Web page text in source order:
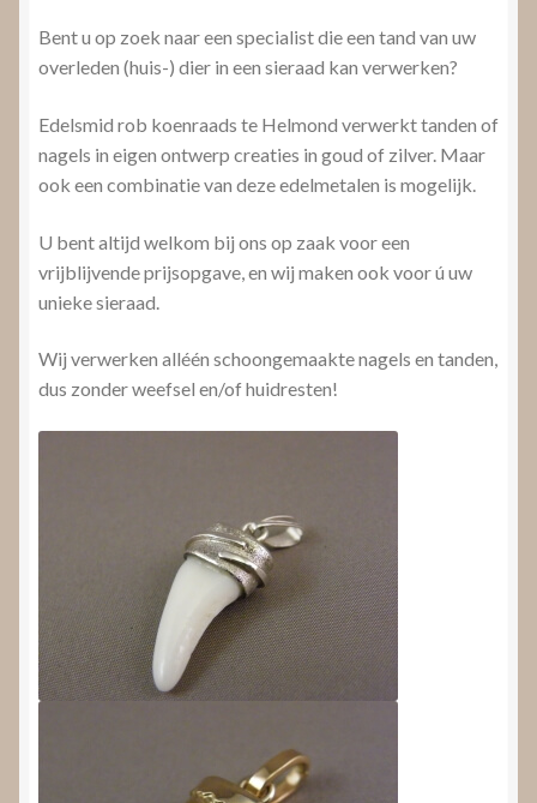
Bent u op zoek naar een specialist die een tand van uw
overleden (huis-) dier in een sieraad kan verwerken?
Edelsmid rob koenraads te Helmond verwerkt tanden of
nagels in eigen ontwerp creaties in goud of zilver. Maar
ook een combinatie van deze edelmetalen is mogelijk.
U bent altijd welkom bij ons op zaak voor een
vrijblijvende prijsopgave, en wij maken ook voor ú uw
unieke sieraad.
Wij verwerken alléén schoongemaakte nagels en tanden,
dus zonder weefsel en/of huidresten!